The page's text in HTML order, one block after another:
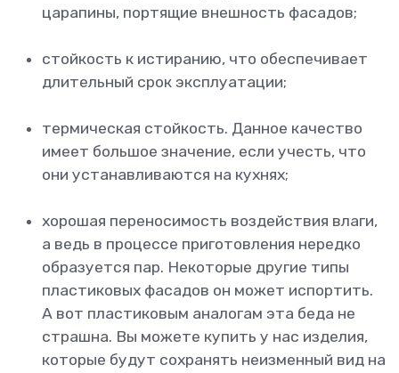
царапины, портящие внешность фасадов;
стойкость к истиранию, что обеспечивает
длительный срок эксплуатации;
термическая стойкость. Данное качество
имеет большое значение, если учесть, что
они устанавливаются на кухнях;
хорошая переносимость воздействия влаги,
а ведь в процессе приготовления нередко
образуется пар. Некоторые другие типы
пластиковых фасадов он может испортить.
А вот пластиковым аналогам эта беда не
страшна. Вы можете купить у нас изделия,
которые будут сохранять неизменный вид на